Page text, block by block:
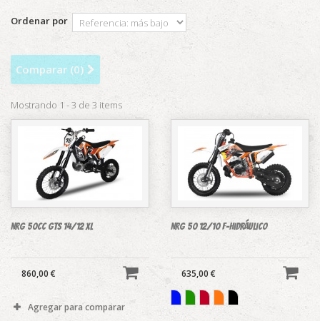
Ordenar por
Comparar (0)
Mostrando 1 - 3 de 3 items
NRG 50cc GTS 14/12 XL
860,00 €
Agregar para comparar
NRG 50 12/10 F-hidráulico
635,00 €